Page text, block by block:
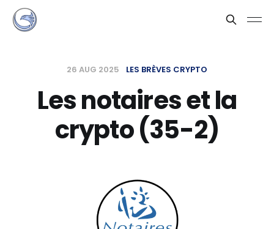
26 AUG 2025 LES BRÈVES CRYPTO
Les notaires et la
crypto (35-2)